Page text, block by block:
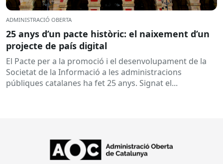
ADMINISTRACIÓ OBERTA
25 anys d’un pacte històric: el naixement d’un
projecte de país digital
El Pacte per a la promoció i el desenvolupament de la
Societat de la Informació a les administracions
públiques catalanes ha fet 25 anys. Signat el...